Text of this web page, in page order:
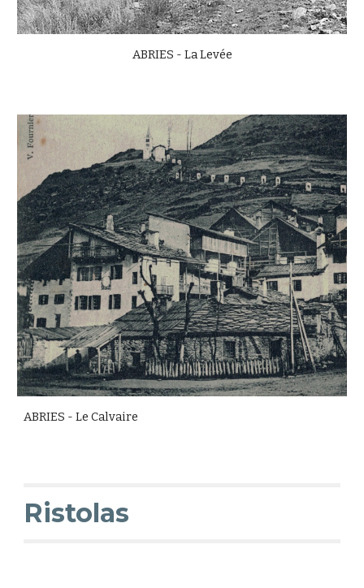
ABRIES - La Levée
ABRIES - Le Calvaire
Ristolas